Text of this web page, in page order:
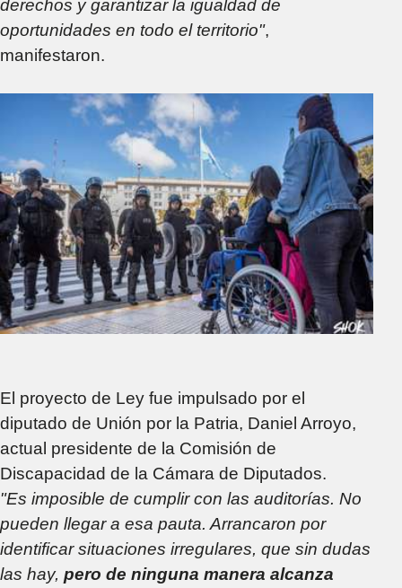
derechos y garantizar la igualdad de
oportunidades en todo el territorio",
manifestaron.
El proyecto de Ley fue impulsado por el
diputado de Unión por la Patria, Daniel Arroyo,
actual presidente de la Comisión de
Discapacidad de la Cámara de Diputados.
"Es imposible de cumplir con las auditorías. No
pueden llegar a esa pauta. Arrancaron por
identificar situaciones irregulares, que sin dudas
las hay, pero de ninguna manera alcanza